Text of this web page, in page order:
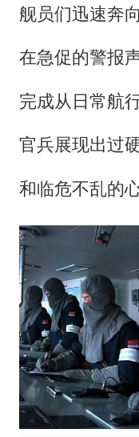
舰员们迅速奔
在急促的警报
完成从日常航
官兵展现出过
和临危不乱的